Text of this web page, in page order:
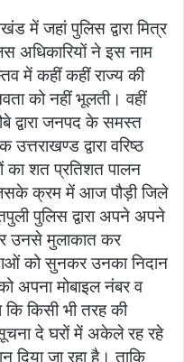
में जहां पुलिस द्वारा मित्र
अधिकारियों ने इस नाम
में कहीं कहीं राज्य की
को नहीं भूलती। वहीं
द्वारा जनपद के समस्त
द्वारा वरिष्ठ
का शत प्रतिशत पालन
क्रम में आज पौड़ी जिले
पुलिस द्वारा अपने अपने
उनसे मुलाकात कर
को सुनकर उनका निदान
अपना मोबाइल नंबर व
किसी भी तरह की
दे घरों में अकेले रह रहे
दिया जा रहा है। ताकि